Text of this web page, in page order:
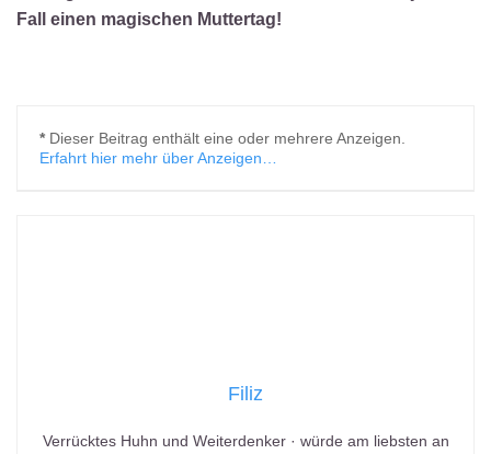
Fall einen magischen Muttertag!
*Dieser Beitrag enthält eine oder mehrere Anzeigen.
Erfahrt hier mehr über Anzeigen…
Filiz
Verrücktes Huhn und Weiterdenker · würde am liebsten an